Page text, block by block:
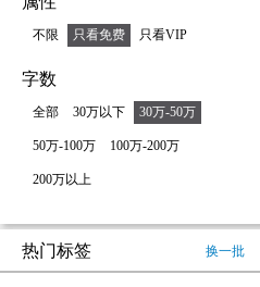
不限 只看免费 只看VIP
字数
全部 30万以下 30万-50万
50万-100万 100万-200万
200万以上
热门标签 换一批